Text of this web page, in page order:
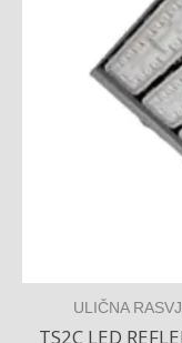
ULIČNA
TS2C LED